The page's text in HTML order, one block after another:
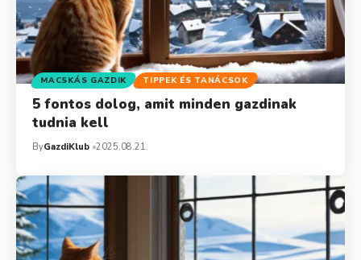
MACSKÁS GAZDIK TIPPEK ÉS TANÁCSOK
5 fontos dolog, amit minden gazdinak
tudnia kell
ByGazdiKlub 2025.08.21.